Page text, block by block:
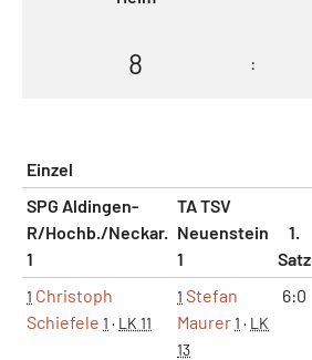
8 :
Einzel
SPG Aldingen-
R/Hochb./Neckar.
1
TA TSV
Neuenstein
1
1.
Satz
1 Christoph
Schiefele 1 · LK 11
1 Stefan
Maurer1 · LK
13
6:0